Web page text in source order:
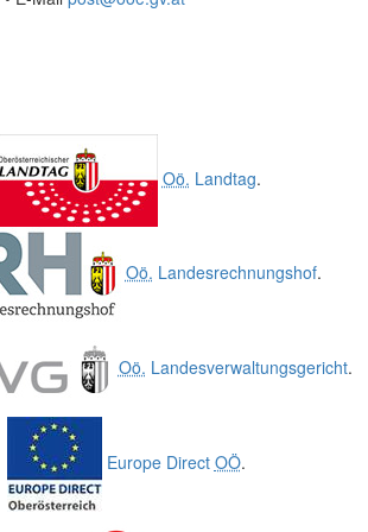
Oö. Landtag.
Oö. Landesrechnungshof.
Oö. Landesverwaltungsgericht.
Europe Direct OÖ.